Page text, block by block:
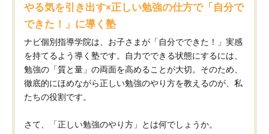
やる気を引き出す×正しい勉強の仕方で「自分で
できた！」に導く塾
ナビ個別指導学院は、お子さまが「自分でできた！」実感
を持てるよう導く塾です。自力でできる状態にするには、
勉強の「質と量」の両面を高めることが大切。そのため、
徹底的にほめながら正しい勉強のやり方を教えるのが、私
たちの役割です。
さて、「正しい勉強のやり方」とは何でしょうか。